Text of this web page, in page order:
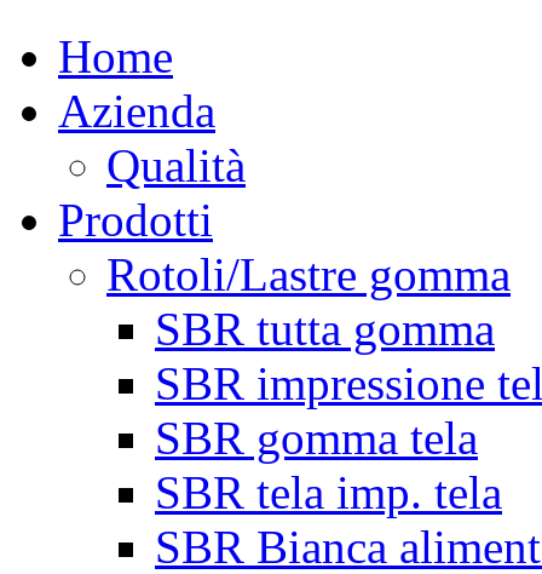
Home
Azienda
Qualità
Prodotti
Rotoli/Lastre gomma
SBR tutta gomma
SBR impressione
SBR gomma tela
SBR tela imp. tela
SBR Bianca